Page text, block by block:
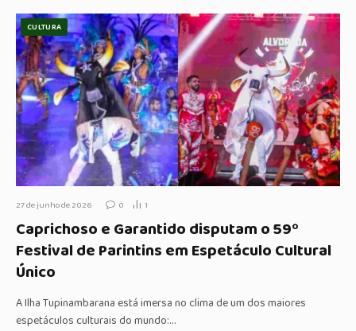
CULTURA
27 de junho de 2026 0 1
Caprichoso e Garantido disputam o 59º
Festival de Parintins em Espetáculo Cultural
Único
A Ilha Tupinambarana está imersa no clima de um dos maiores
espetáculos culturais do mundo:…